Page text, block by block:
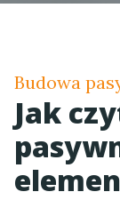
Budowa
Jak